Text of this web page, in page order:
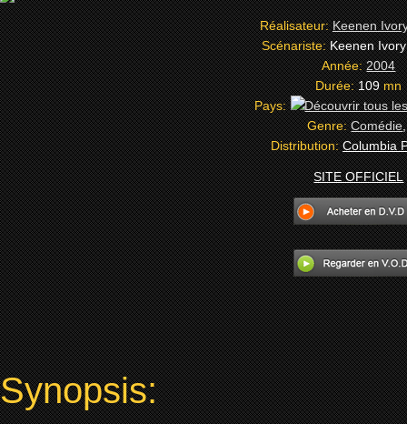
Réalisateur:Keenen
Scénariste:Keenen
Année:2004
Durée:109mn
Pays:
Genre:Comédie
Distribution:Columbia
SITE OFFICIEL
Synopsis: